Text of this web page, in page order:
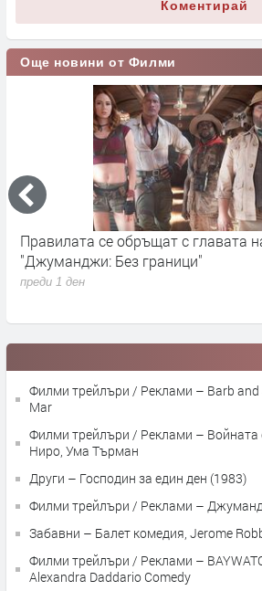
Коментирай
Още новини от Филми
Правилата се обръщат с главата
"Джуманджи: Без граници"
преди 1 ден
Филми трейлъри / Реклами – Barb and
Mar
Филми трейлъри / Реклами – Войната
Ниро, Ума Търман
Други – Господин за един ден (1983)
Филми трейлъри / Реклами –
Забавни – Балет комедия, Jerome
Филми трейлъри / Реклами –
Alexandra Daddario Comedy